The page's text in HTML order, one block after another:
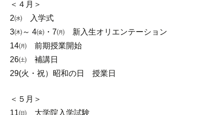
＜４月＞
2㈬ 入学式
3㈭～ 4㈮・7㈪ 新入生オリエンテーション
14㈪ 前期授業開始
26㈯ 補講日
29(火・祝）昭和の日 授業日
＜５月＞
11㈰ 大学院入学試験